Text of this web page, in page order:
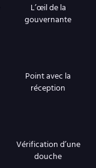
L’œil de la
gouvernante
Point avec la
réception
Vérification d’une
douche